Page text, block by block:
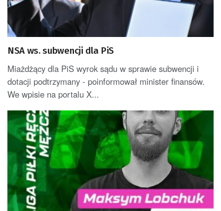
NSA ws. subwencji dla PiS
Miażdżący dla PiS wyrok sądu w sprawie subwencji i
dotacji podtrzymany - poinformował minister finansów.
We wpisie na portalu X...